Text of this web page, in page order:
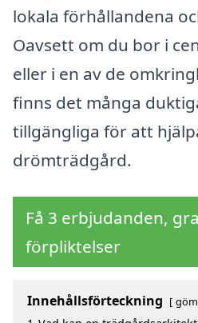
lokala förhållandena
Oavsett om du bor i
eller i en av de
finns det många
tillgängliga för att
drömträdgård.
Få 3 erbjudanden,
förpliktelser
Innehållsförteckning